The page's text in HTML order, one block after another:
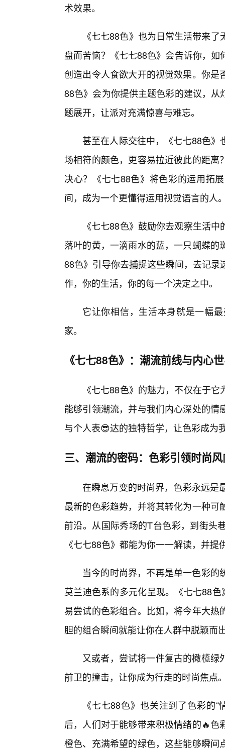
术效果。
《七七88色》也为日常生活带来
盘而苦恼？《七七88色》会告诉你，
创造出令人食欲大开的视觉效果。你
88色》会为你提供主题色彩的建议，
题展开，让派对充满惊喜与难忘。
甚至在人际交往中，《七七88色
场相符的颜色，更容易拉近彼此的距
决心？《七七88色》将色彩的运用拓
间，成为一个更懂得运用视觉语言的人
《七七88色》鼓励你去观察生活
落叶的黄，一滴雨水的蓝，一只蝴蝶
88色》引导你去捕捉这些瞬间，去记
作，你的生活，你的每一个决定之中。
它让你相信，生活本身就是一幅
家。
《七七88色》：潮流前线与内心
《七七88色》的魅力，不仅在于
能够引领潮流，并与我们内心深处的
与个人表😎达的独特哲学，让色彩成为
三、潮流的密码：色彩引领时尚
在瞬息万变的时尚界，色彩永远是
最新的色彩趋势，并将其转化为一种
前沿。从国际秀场的T台色彩，到街头
《七七88色》都能为你一一解读，并提
当今的时尚界，不再是单一色彩
莫兰迪色系的多元化呈现。《七七88
易尝试的色彩组合。比如，将今年大
胆的组合瞬间就能让你在人群中脱颖而
又或者，尝试将一件复古的橄榄
前卫的撞击，让你成为行走的时尚焦点
《七七88色》也关注到了色彩的
后，人们对于能够带来积极情绪的🔥
橙色、充满希望的绿色，这些能够瞬